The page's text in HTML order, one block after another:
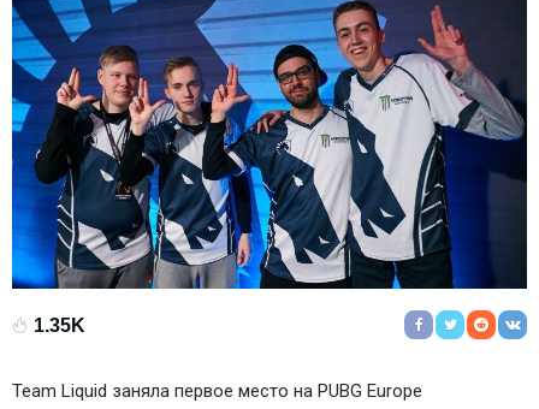
1.35K
Team Liquid заняла первое место на PUBG Europe